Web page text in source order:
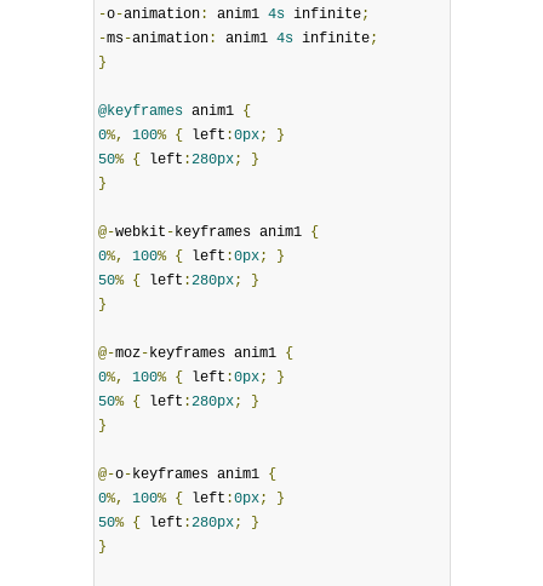
-o-animation: anim1 4s infinite;
-ms-animation: anim1 4s infinite;
}
@keyframes anim1 {
0%, 100% { left :0px;
}
50% { left :280px;
}
}
@-webkit -keyframes anim1 {
0%, 100% { left :0px;
}
50% { left :280px;
}
}
@-moz-keyframes anim1 {
0%, 100% { left :0px;
}
50% { left :280px;
}
}
@-o-keyframes anim1 {
0%, 100% { left :0px;
}
50% { left :280px;
}
}